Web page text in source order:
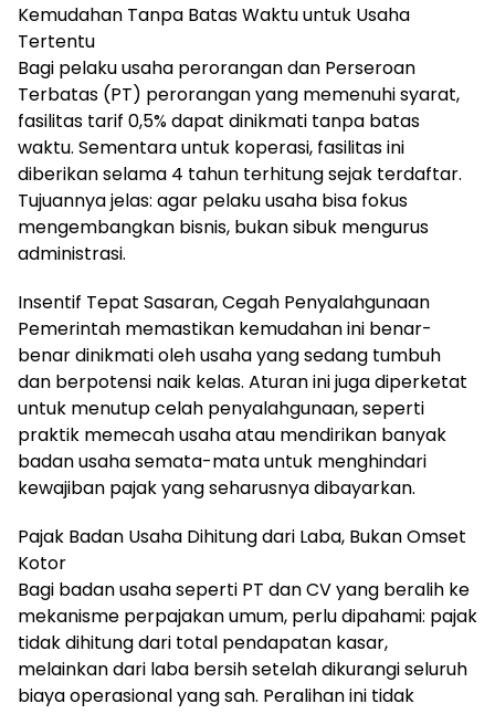
Kemudahan Tanpa Batas Waktu untuk Usaha
Tertentu
Bagi pelaku usaha perorangan dan Perseroan
Terbatas (PT) perorangan yang memenuhi syarat,
fasilitas tarif 0,5% dapat dinikmati tanpa batas
waktu. Sementara untuk koperasi, fasilitas ini
diberikan selama 4 tahun terhitung sejak terdaftar.
Tujuannya jelas: agar pelaku usaha bisa fokus
mengembangkan bisnis, bukan sibuk mengurus
administrasi.
Insentif Tepat Sasaran, Cegah Penyalahgunaan
Pemerintah memastikan kemudahan ini benar-
benar dinikmati oleh usaha yang sedang tumbuh
dan berpotensi naik kelas. Aturan ini juga diperketat
untuk menutup celah penyalahgunaan, seperti
praktik memecah usaha atau mendirikan banyak
badan usaha semata-mata untuk menghindari
kewajiban pajak yang seharusnya dibayarkan.
Pajak Badan Usaha Dihitung dari Laba, Bukan Omset
Kotor
Bagi badan usaha seperti PT dan CV yang beralih ke
mekanisme perpajakan umum, perlu dipahami: pajak
tidak dihitung dari total pendapatan kasar,
melainkan dari laba bersih setelah dikurangi seluruh
biaya operasional yang sah. Peralihan ini tidak